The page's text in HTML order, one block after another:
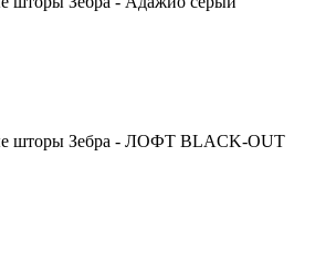
шторы Зебра - ЛОФТ BLACK-OUT